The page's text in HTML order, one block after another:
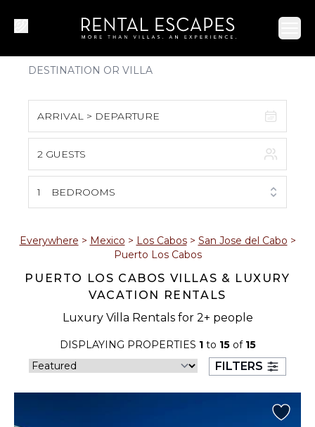
ARRIVAL > DEPARTURE
S M T W T F S
1
2 3 4 5 6 7 8
17 18 19 20 21
30 31
September 2026
2 GUESTS
1 BEDROOMS
Everywhere > Mexico > Los Cabos> San Jose del Cabo >
Puerto Los Cabos
PUERTO LOS CABOS VILLAS & LUXURY
VACATION RENTALS
Luxury Villa Rentals for 2+ people
DISPLAYING PROPERTIES 1to 15of 15
FILTERS